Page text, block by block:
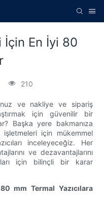
En İyi 80
210
ve nakliye ve sipariş
için güvenilir bir
Başka yere bakmanıza
için mükemmel
inceleyeceğiz. Her
ve dezavantajlarını
için bilinçli bir karar
mm Termal Yazıcılara